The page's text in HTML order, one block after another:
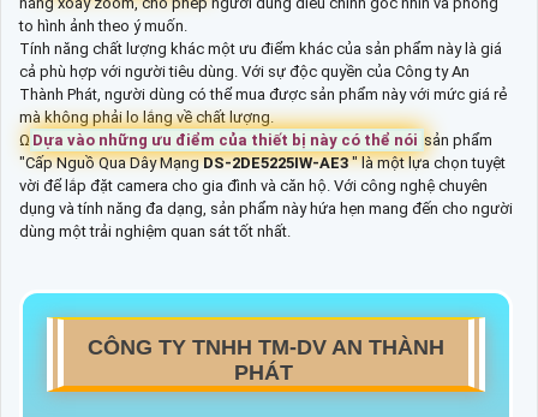
to hình ảnh theo ý muốn.
Tính năng chất lượng khác một ưu điểm khác của sản phẩm này là giá
cả phù hợp với người tiêu dùng. Với sự độc quyền của Công ty An
Thành Phát, người dùng có thể mua được sản phẩm này với mức giá rẻ
mà không phải lo lắng về chất lượng.
Ω Dựa vào những ưu điểm của thiết bị này có thể nói sản phẩm
"Cấp Nguồ Qua Dây MạngDS-2DE5225IW-AE3" là một lựa chọn tuyệt
vời để lắp đặt camera cho gia đình và căn hộ. Với công nghệ chuyên
dụng và tính năng đa dạng, sản phẩm này hứa hẹn mang đến cho người
dùng một trải nghiệm quan sát tốt nhất.
CÔNG TY TNHH TM-DV AN THÀNH
PHÁT